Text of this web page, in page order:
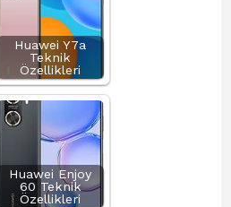
Huawei Y7a
Teknik
Özellikleri
Huawei Enjoy
60 Teknik
Özellikleri